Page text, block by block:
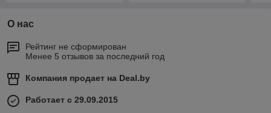
О нас
Рейтинг не сформирован
Менее 5 отзывов за последний год
Компания продает на Deal.by
Работает с 29.09.2015